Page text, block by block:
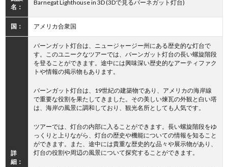
名：
Barnegat Lighthouse in 3D (3Dで見るバーネガット灯台)
国： アメリカ合衆国
詳
細：
バーンガット灯台は、ニュージャージー州にある歴史的な灯台で
す。このユニークなツアーでは、バーンガット灯台の長い螺旋階段
を登ることができます。途中には興味深い歴史的なアーティファク
トや情報の掲示物もあります。
バーンガット灯台は、19世紀の建築物であり、アメリカの海岸線
で重要な役割を果たしてきました。その美しい煉瓦の外観と白い塔
は、海岸の風景に調和しており、観光名所としても人気です。
ツアーでは、灯台の内部に入ることができます。長い螺旋階段をゆ
っくりと上りながら、灯台の歴史や機能についての情報を知ること
ができます。また、途中には貴重な歴史的な品々や展示物があり、
灯台の役割や周辺の風景について探究することができます。